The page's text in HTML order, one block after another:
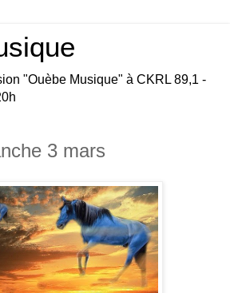
"Ouèbe Musique" à CKRL 89,1 -
3 mars